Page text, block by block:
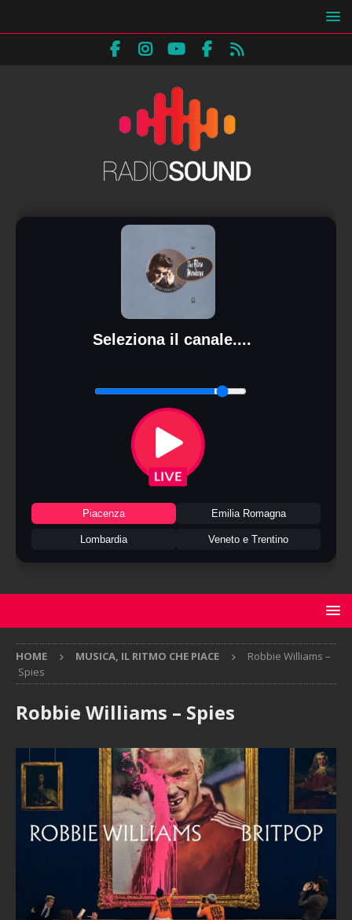
Seleziona il canale....
Piacenza Emilia Romagna
Lombardia Veneto e Trentino
HOME MUSICA, IL RITMO CHE PIACE
Robbie Williams –
Spies
Robbie Williams – Spies